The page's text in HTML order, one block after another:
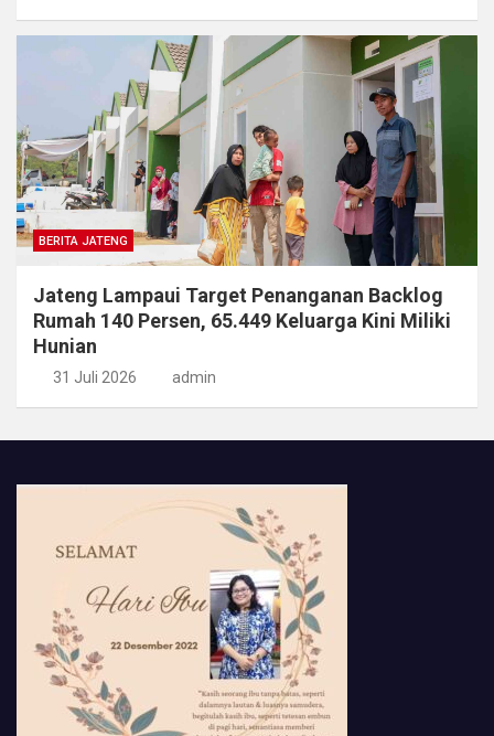
BERITA JATENG
Jateng Lampaui Target Penanganan Backlog
Rumah 140 Persen, 65.449 Keluarga Kini Miliki
Hunian
31 Juli 2026 admin